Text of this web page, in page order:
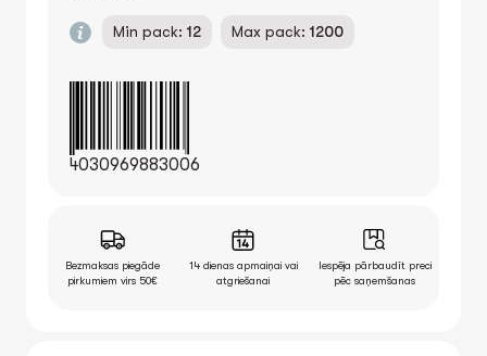
Min pack: 12 Max pack: 1200
4030969883006
Bezmaksas piegāde
pirkumiem virs 50€
14 dienas apmaiņai vai
atgriešanai
Iespēja pārbaudīt preci
pēc saņemšanas